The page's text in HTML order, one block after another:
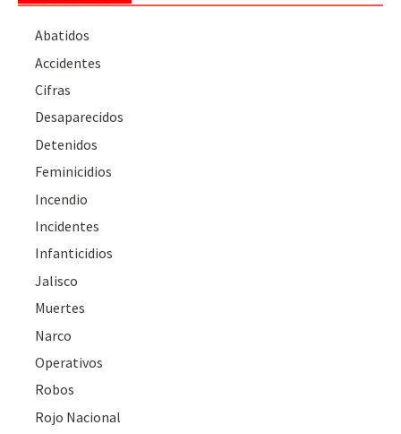
Abatidos
Accidentes
Cifras
Desaparecidos
Detenidos
Feminicidios
Incendio
Incidentes
Infanticidios
Jalisco
Muertes
Narco
Operativos
Robos
Rojo Nacional